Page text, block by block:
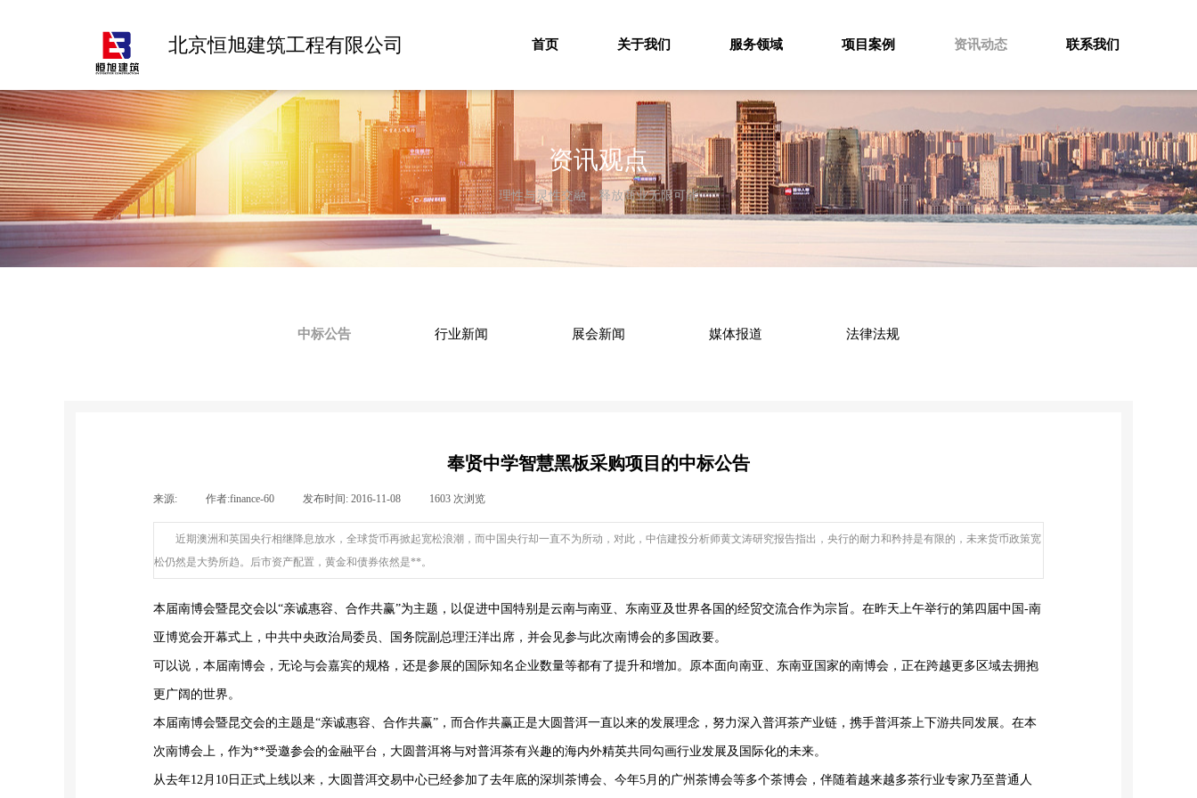
首页 关于我们 服务领域 项目案例 资讯动态 联系我们
北京恒旭建筑工程有限公司
资讯观点
理性与灵性交融，释放商业无限可能
中标公告 行业新闻 展会新闻 媒体报道 法律法规
奉贤中学智慧黑板采购项目的中标公告
来源: 作者:finance-60 发布时间: 2016-11-08 1603 次浏览
近期澳洲和英国央行相继降息放水，全球货币再掀起宽松浪潮，而中国央行却一直不为所动，对此，中信建投分析师黄文涛研究报告指出，央行的耐力和矜持是有限的，未来货币政策宽
松仍然是大势所趋。后市资产配置，黄金和债券依然是**。
本届南博会暨昆交会以“亲诚惠容、合作共赢”为主题，以促进中国特别是云南与南亚、东南亚及世界各国的经贸交流合作为宗旨。在昨天上午举行的第四届中国-南
亚博览会开幕式上，中共中央政治局委员、国务院副总理汪洋出席，并会见参与此次南博会的多国政要。
可以说，本届南博会，无论与会嘉宾的规格，还是参展的国际知名企业数量等都有了提升和增加。原本面向南亚、东南亚国家的南博会，正在跨越更多区域去拥抱
更广阔的世界。
本届南博会暨昆交会的主题是“亲诚惠容、合作共赢”，而合作共赢正是大圆普洱一直以来的发展理念，努力深入普洱茶产业链，携手普洱茶上下游共同发展。在本
次南博会上，作为**受邀参会的金融平台，大圆普洱将与对普洱茶有兴趣的海内外精英共同勾画行业发展及国际化的未来。
从去年12月10日正式上线以来，大圆普洱交易中心已经参加了去年底的深圳茶博会、今年5月的广州茶博会等多个茶博会，伴随着越来越多茶行业专家乃至普通人